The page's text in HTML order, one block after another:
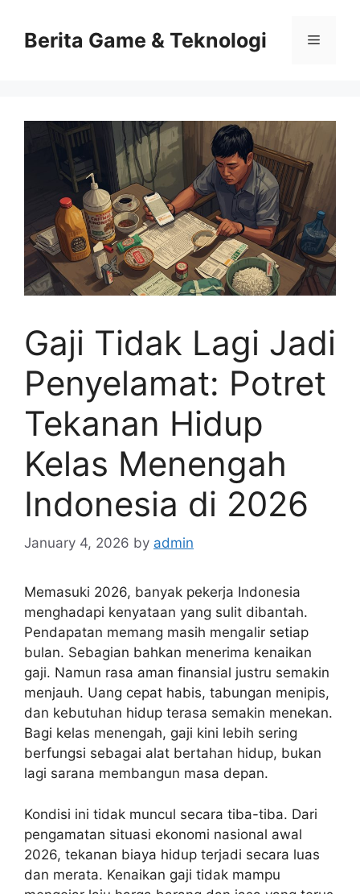
contentBerita Game & Teknologi Menu
Gaji Tidak Lagi Jadi
Penyelamat: Potret
Tekanan Hidup
Kelas Menengah
Indonesia di 2026
January 4, 2026 by admin
Memasuki 2026, banyak pekerja Indonesia
menghadapi kenyataan yang sulit dibantah.
Pendapatan memang masih mengalir setiap
bulan. Sebagian bahkan menerima kenaikan
gaji. Namun rasa aman finansial justru semakin
menjauh. Uang cepat habis, tabungan menipis,
dan kebutuhan hidup terasa semakin menekan.
Bagi kelas menengah, gaji kini lebih sering
berfungsi sebagai alat bertahan hidup, bukan
lagi sarana membangun masa depan.
Kondisi ini tidak muncul secara tiba-tiba. Dari
pengamatan situasi ekonomi nasional awal
2026, tekanan biaya hidup terjadi secara luas
dan merata. Kenaikan gaji tidak mampu